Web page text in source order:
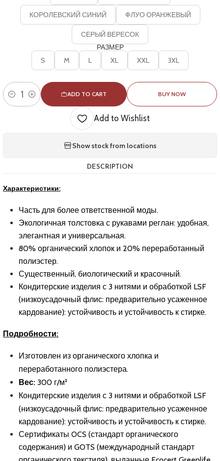
КОРОЛЕВСКИЙ СИНИЙ ФЛУО ОРАНЖЕВЫЙ
СЕРЫЙ ВЕРЕСОК
РАЗМЕР
S M L XL XXL 3XL
Quantity
ADD TO CART BUY NOW
Add to Wishlist
Show stock from locations
DESCRIPTION
Характеристики:
Часть для более ответственной моды.
Экологичная толстовка с рукавами реглан: удобная,
элегантная и универсальная.
80% органический хлопок и 20% переработанный
полиэстер.
Существенный, биологический и красочный.
Кондитерские изделия с 3 нитями и обработкой LSF
(низкоусадочный флис: предварительно усаженное
кардование): устойчивость и устойчивость к стирке.
Подробности:
Изготовлен из органического хлопка и
переработанного полиэстера.
Вес: 300 г/м²
Кондитерские изделия с 3 нитями и обработкой LSF
(низкоусадочный флис: предварительно усаженное
кардование): устойчивость и устойчивость к стирке.
Сертификаты OCS (стандарт органического
содержания) и GOTS (международный стандарт